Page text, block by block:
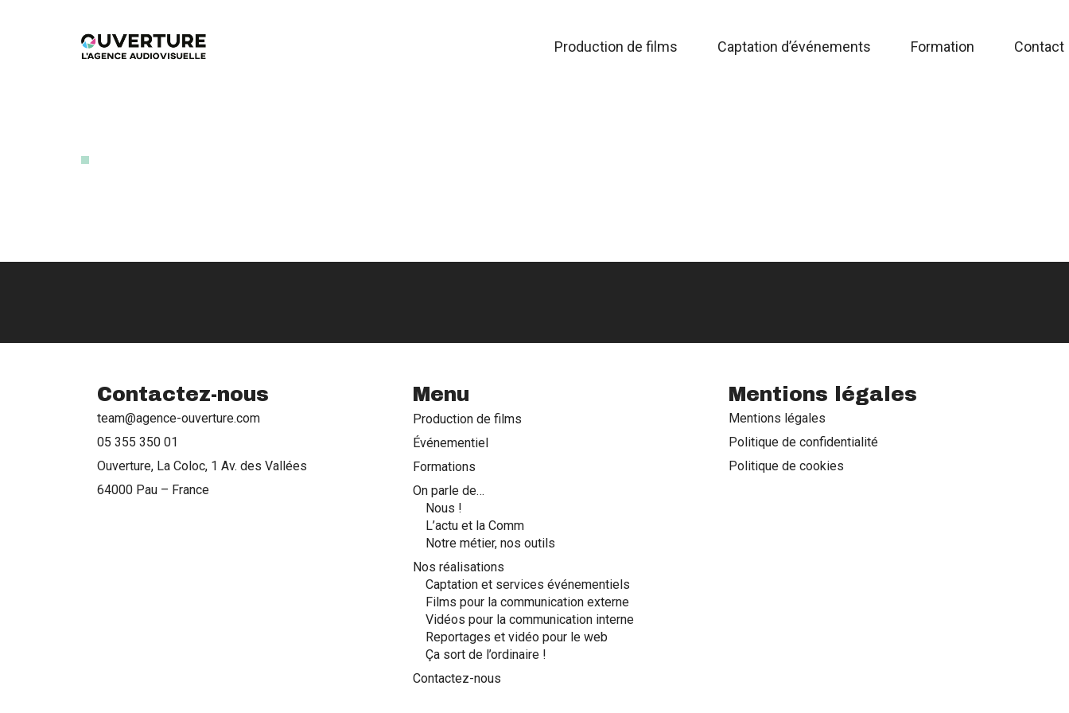
Production de films Captation d’événements Formation Contact
Contactez-nous
team@agence-ouverture.com
05 355 350 01
Ouverture, La Coloc, 1 Av. des Vallées
64000 Pau – France
Menu
Production de films
Événementiel
Formations
On parle de…
Nous !
L’actu et la Comm
Notre métier, nos outils
Nos réalisations
Captation et services événementiels
Films pour la communication externe
Vidéos pour la communication interne
Reportages et vidéo pour le web
Ça sort de l’ordinaire !
Contactez-nous
Mentions légales
Mentions légales
Politique de confidentialité
Politique de cookies